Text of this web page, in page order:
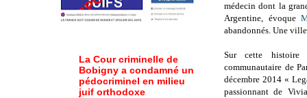
médecin dont la
Argentine, évoque
abandonnés. Une
Sur cette histoire
communautaire de
décembre 2014 «
passionnant de
La Cour criminelle de
Bobigny a condamné un
pédocriminel en milieu
juif orthodoxe